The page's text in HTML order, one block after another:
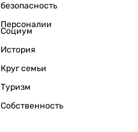
безопасность
Персоналии
Социум
История
Круг семьи
Туризм
Собственность